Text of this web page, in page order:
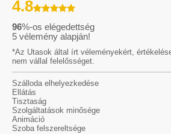
4.8
96%-os elégedettség
5 vélemény alapján!
*Az Utasok által írt véleményekért,
nem vállal felelősséget.
Szálloda elhelyezkedése
Ellátás
Tisztaság
Szolgáltatások minősége
Animáció
Szoba felszereltsége